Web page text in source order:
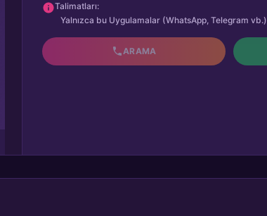
Talimatları:
Yalnızca bu Uygulamalar (WhatsApp, Telegram vb.)
ARAMA